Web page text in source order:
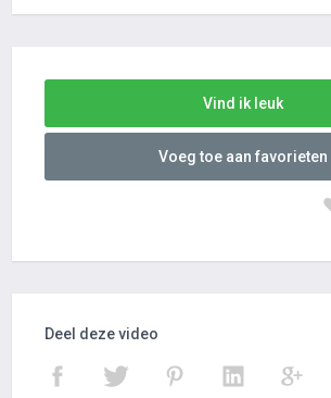
Vind ik leuk
Voeg toe aan favorieten
Deel deze video